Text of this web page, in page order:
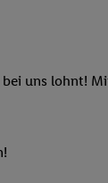
uns lohnt!
in den
diese